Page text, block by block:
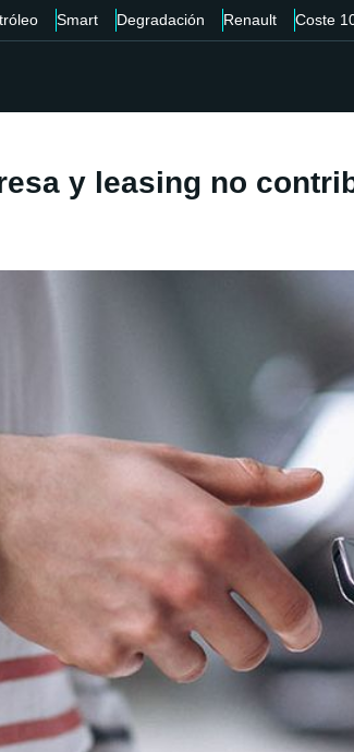
Smart Degradación Renault Coste
y leasing no